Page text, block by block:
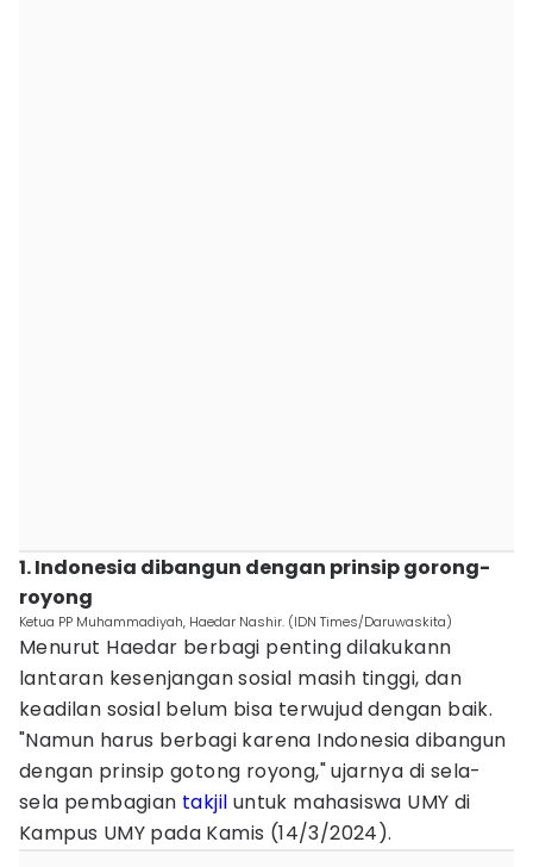
1. Indonesia dibangun dengan prinsip gorong-
royong
Ketua PP Muhammadiyah, Haedar Nashir. (IDN Times/Daruwaskita)
Menurut Haedar berbagi penting dilakukann
lantaran kesenjangan sosial masih tinggi, dan
keadilan sosial belum bisa terwujud dengan baik.
"Namun harus berbagi karena Indonesia dibangun
dengan prinsip gotong royong," ujarnya di sela-
sela pembagian takjil untuk mahasiswa UMY di
Kampus UMY pada Kamis (14/3/2024).